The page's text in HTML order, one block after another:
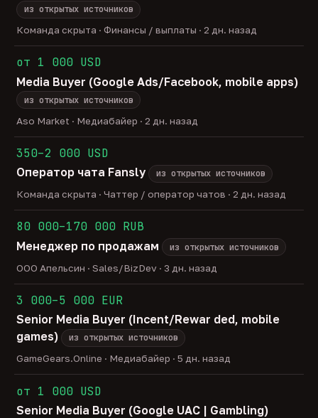
из открытых источников
Команда скрыта · Финансы / выплаты · 2 дн. назад
от 1 000 USD
Media Buyer (Google Ads/Facebook, mobile apps)
из открытых источников
Aso Market · Медиабайер · 2 дн. назад
350–2 000 USD
Оператор чата Fansly
из открытых источников
Команда скрыта · Чаттер / оператор чатов · 2 дн. назад
80 000–170 000 RUB
Менеджер по продажам
из открытых источников
ООО Апельсин · Sales/BizDev · 3 дн. назад
3 000–5 000 EUR
Senior Media Buyer (Incent/Rewar ded, mobile
games)
из открытых источников
GameGears.Online · Медиабайер · 5 дн. назад
от 1 000 USD
Senior Media Buyer (Google UAC | Gambling)